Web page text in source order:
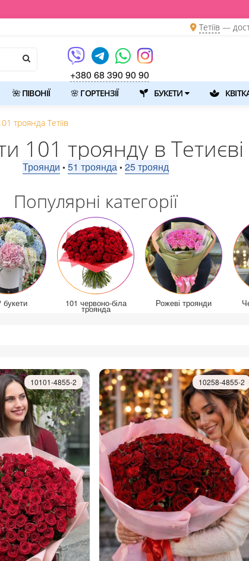
💐
Тетіїв—
+380 68 390 90 90
🌺 ПІВОНІЇ 🌸 ГОРТЕНЗІЇ БУКЕТИ
троянда Тетіїв
101 троянду в Тетиєві
Троянди • 51 троянда • 25 троянд
Популярні категорії
букети 101 червоно-біла
троянда
Рожеві троянди
10101-4855-2 10258-4855-2